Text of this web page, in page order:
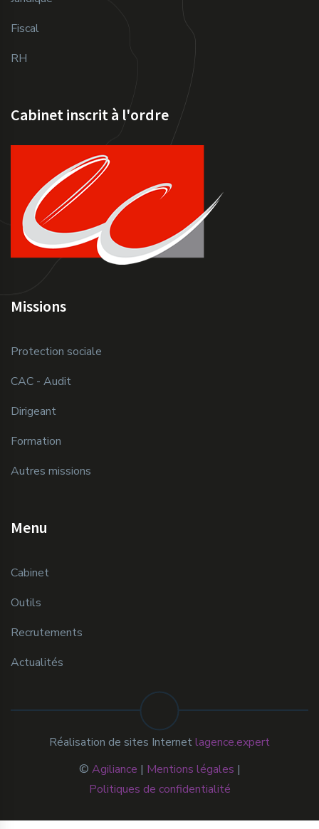
Fiscal
RH
Missions
Protection sociale
CAC - Audit
Dirigeant
Formation
Autres missions
Menu
Cabinet
Outils
Recrutements
Actualités
Cabinet inscrit à l'ordre
© Agiliance | Mentions légales |
Politiques de confidentialité
Réalisation de sites Internetlagence.expert